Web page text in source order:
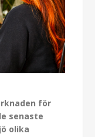
för
senaste
olika